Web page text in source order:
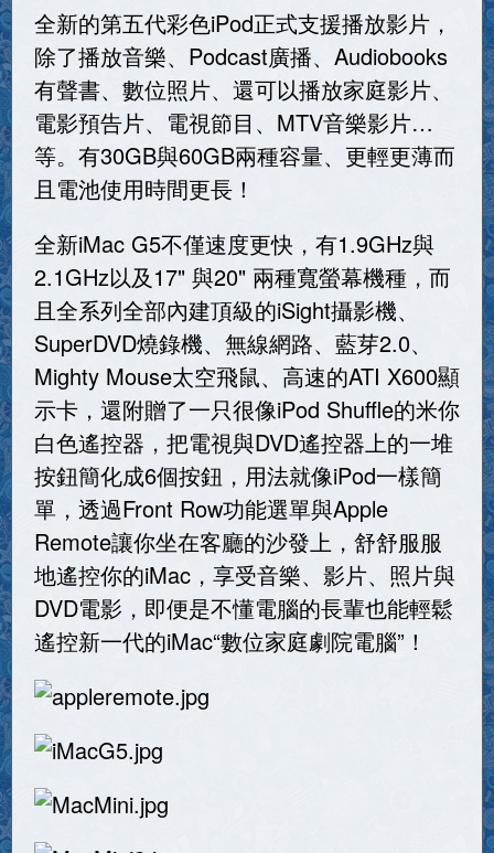
全新的第五代彩色iPod正式支援播放影片，
除了播放音樂、Podcast廣播、Audiobooks
有聲書、數位照片、還可以播放家庭影片、
電影預告片、電視節目、MTV音樂影片…
等。有30GB與60GB兩種容量、更輕更薄而
且電池使用時間更長！
全新iMac G5不僅速度更快，有1.9GHz與
2.1GHz以及17" 與20" 兩種寬螢幕機種，而
且全系列全部內建頂級的iSight攝影機、
SuperDVD燒錄機、無線網路、藍芽2.0、
Mighty Mouse太空飛鼠、高速的ATI X600顯
示卡，還附贈了一只很像iPod Shuffle的米你
白色遙控器，把電視與DVD遙控器上的一堆
按鈕簡化成6個按鈕，用法就像iPod一樣簡
單，透過Front Row功能選單與Apple
Remote讓你坐在客廳的沙發上，舒舒服服
地遙控你的iMac，享受音樂、影片、照片與
DVD電影，即便是不懂電腦的長輩也能輕鬆
遙控新一代的iMac“數位家庭劇院電腦”！